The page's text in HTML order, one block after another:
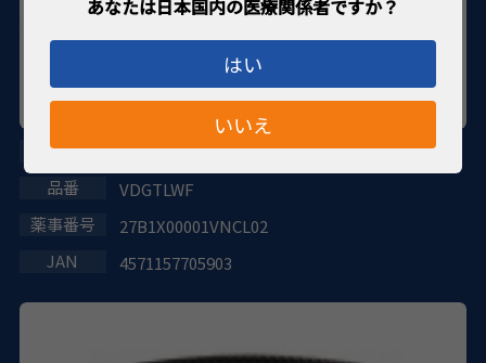
はい
いいえ
デジタルワイドフィールドレンズ
VDGTLWF
27B1X00001VNCL02
4571157705903